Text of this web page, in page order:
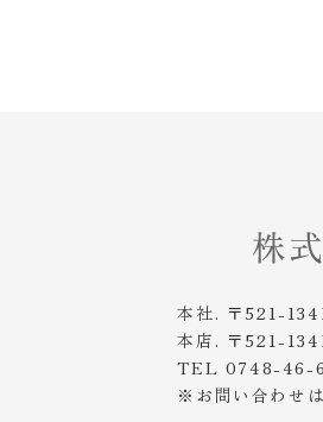
本社. 〒521-
本店. 〒521-
TEL 0748-46-
※お問い合わせ